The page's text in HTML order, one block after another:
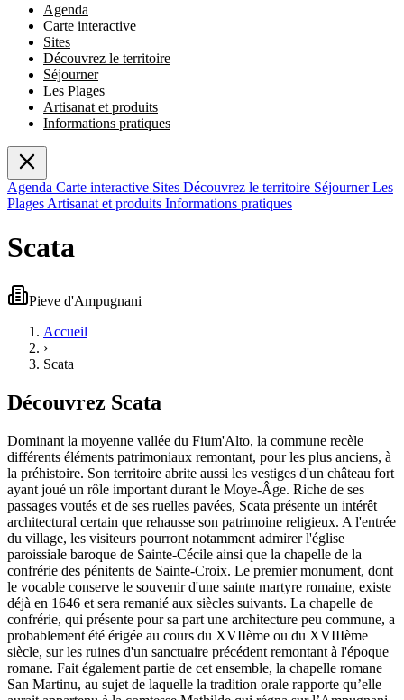
Agenda
Carte interactive
Sites
Découvrez le territoire
Séjourner
Les Plages
Artisanat et produits
Informations pratiques
Agenda Carte interactive Sites Découvrez le territoire SéjournerLes
Plages Artisanat et produits Informations pratiques
Scata
Pieve d'Ampugnani
Accueil
›
Scata
Découvrez Scata
Dominant la moyenne vallée du Fium'Alto, la commune recèle
différents éléments patrimoniaux remontant, pour les plus anciens, à
la préhistoire. Son territoire abrite aussi les vestiges d'un château fort
ayant joué un rôle important durant le Moye-Âge. Riche de ses
passages voutés et de ses ruelles pavées, Scata présente un intérêt
architectural certain que rehausse son patrimoine religieux. A l'entrée
du village, les visiteurs pourront notamment admirer l'église
paroissiale baroque de Sainte-Cécile ainsi que la chapelle de la
confrérie des pénitents de Sainte-Croix. Le premier monument, dont
le vocable conserve le souvenir d'une sainte martyre romaine, existe
déjà en 1646 et sera remanié aux siècles suivants. La chapelle de
confrérie, qui présente pour sa part une architecture peu commune, a
probablement été érigée au cours du XVIIème ou du XVIIIème
siècle, sur les ruines d'un sanctuaire précédent remontant à l'époque
romane. Fait également partie de cet ensemble, la chapelle romane
San Martinu, au sujet de laquelle la tradition orale rapporte qu’elle